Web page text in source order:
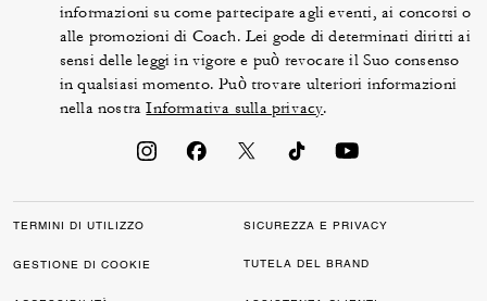
informazioni su come partecipare agli eventi, ai concorsi o
alle promozioni di Coach. Lei gode di determinati diritti ai
sensi delle leggi in vigore e può revocare il Suo consenso
in qualsiasi momento. Può trovare ulteriori informazioni
nella nostraInformativa sulla privacy.
TERMINI DI UTILIZZO SICUREZZA E PRIVACY
GESTIONE DI COOKIE TUTELA DEL BRAND